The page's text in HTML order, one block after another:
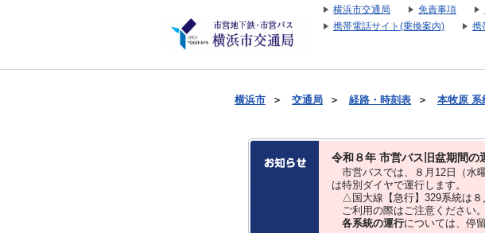
横浜市交通局 免責事項
携帯電話サイト(乗換案内)
携
横浜市 ＞ 交通局 ＞ 経路・時刻表 ＞ 本牧原 系
令和８年 市営バス旧盆期間の
市営バスでは、８⽉12⽇（水
は特別ダイヤで運⾏します。
△国大線【急行】329系統は８
ご利用の際はご注意ください。
各系統の運行については、停